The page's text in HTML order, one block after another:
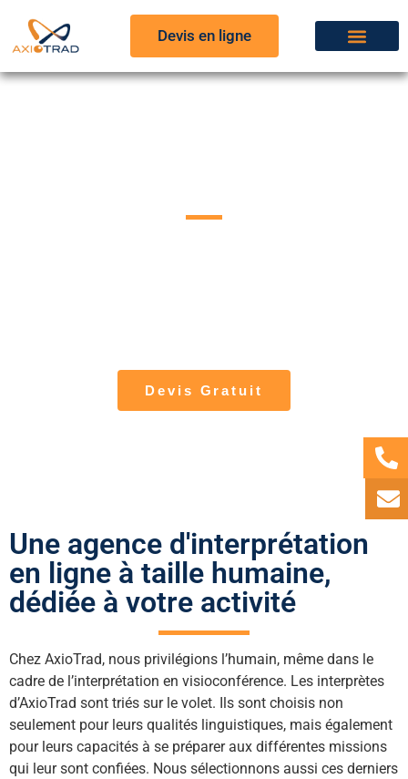
Devis en ligne
Devis Gratuit
Une agence d'interprétation
en ligne à taille humaine,
dédiée à votre activité
Chez AxioTrad, nous privilégions l’humain, même dans le
cadre de l’interprétation en visioconférence. Les interprètes
d’AxioTrad sont triés sur le volet. Ils sont choisis non
seulement pour leurs qualités linguistiques, mais également
pour leurs capacités à se préparer aux différentes missions
qui leur sont confiées. Nous sélectionnons aussi ces derniers